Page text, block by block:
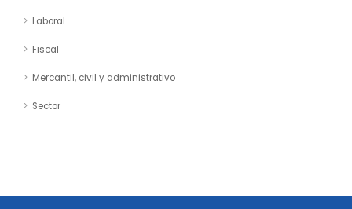
Laboral
Fiscal
Mercantil, civil y administrativo
Sector